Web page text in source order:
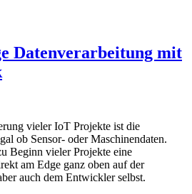
Datenverarbeitung mit
vieler IoT Projekte ist die
ob Sensor- oder Maschinendaten.
Beginn vieler Projekte eine
am Edge ganz oben auf der
auch dem Entwickler selbst.